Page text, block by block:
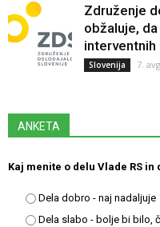
Združenje
obžaluje,
interventnih
Slovenija 7.
ANKETA
Kaj menite o delu Vlade RS in
Dela dobro - naj nadaljuje
Dela slabo - bolje bi bilo,